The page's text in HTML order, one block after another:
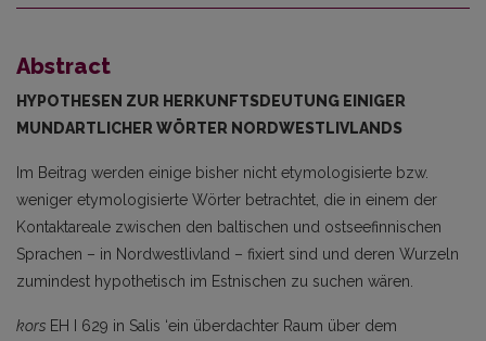
Abstract
HYPOTHESEN ZUR HERKUNFTSDEUTUNG EINIGER
MUNDARTLICHER WÖRTER NORDWESTLIVLANDS
Im Beitrag werden einige bisher nicht etymologisierte bzw.
weniger etymologisierte Wörter betrachtet, die in einem der
Kontaktareale zwischen den baltischen und ostseefinnischen
Sprachen – in Nordwestlivland – fixiert sind und deren Wurzeln
zumindest hypothetisch im Estnischen zu suchen wären.
kors EH I 629 in Salis ‘ein überdachter Raum über dem